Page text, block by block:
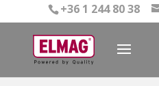
+36 1 244 80 38